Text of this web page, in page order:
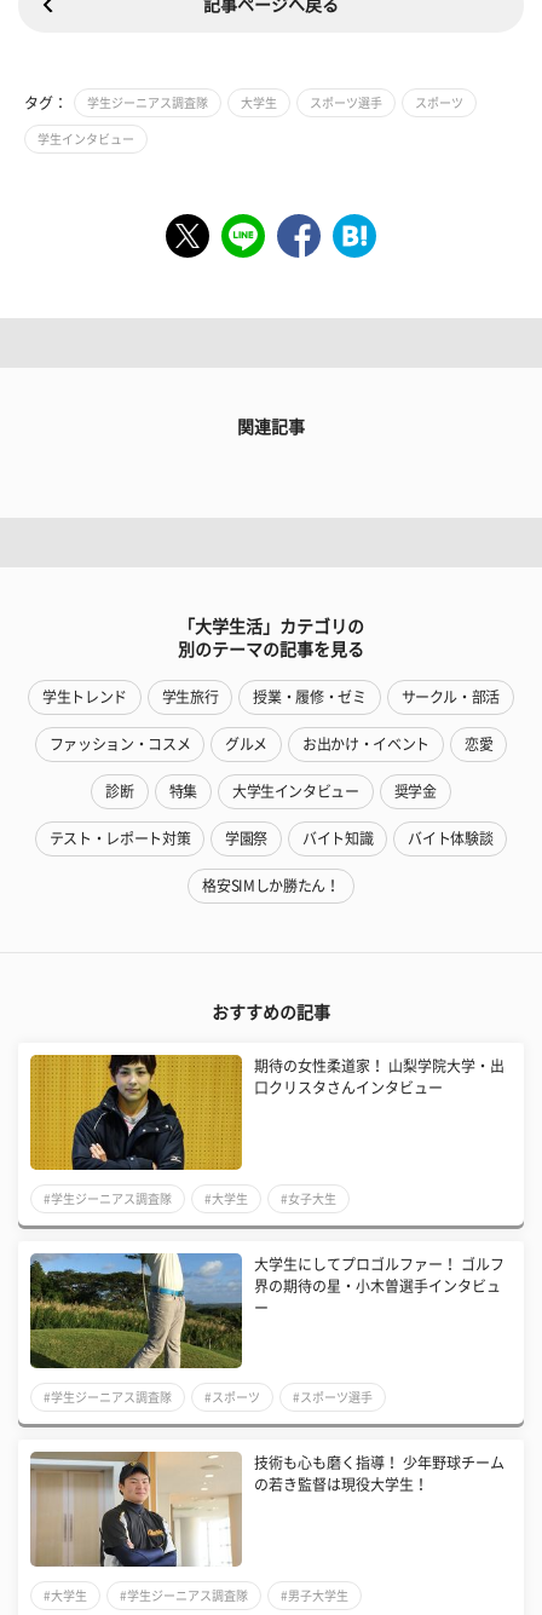
記事ページへ戻る
タグ： 学生ジーニアス調査隊 大学生 スポーツ選手 スポーツ
学生インタビュー
関連記事
「大学生活」カテゴリの
別のテーマの記事を見る
学生トレンド 学生旅行 授業・履修・ゼミ サークル・部活
ファッション・コスメ グルメ お出かけ・イベント 恋愛
診断 特集 大学生インタビュー 奨学金
テスト・レポート対策 学園祭 バイト知識 バイト体験談
格安SIMしか勝たん！
おすすめの記事
期待の女性柔道家！ 山梨学院大学・出
口クリスタさんインタビュー
#学生ジーニアス調査隊 #大学生 #女子大生
大学生にしてプロゴルファー！ ゴルフ
界の期待の星・小木曽選手インタビュ
ー
#学生ジーニアス調査隊 #スポーツ #スポーツ選手
技術も心も磨く指導！ 少年野球チーム
の若き監督は現役大学生！
#大学生 #学生ジーニアス調査隊 #男子大学生